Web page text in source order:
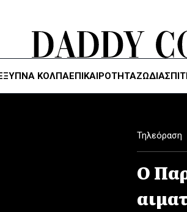
ΚΌΛΠΑΕΠΙΚΑΙΡΟΤΗΤΑΖΏΔΙΑ
Τηλεόραση
Ο